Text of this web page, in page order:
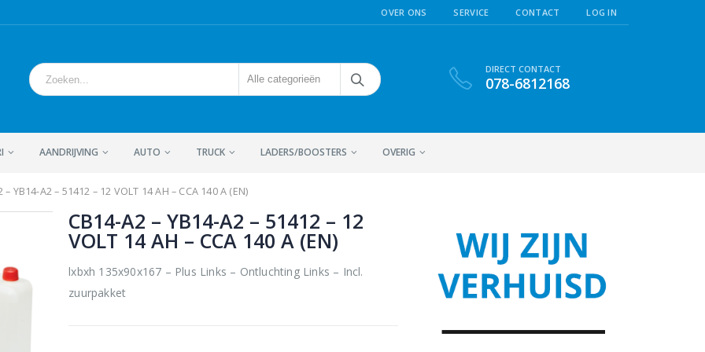
OVER ONS SERVICE CONTACT LOG IN
Alle categorieën
DIRECT CONTACT
078-6812168
AANDRIJVING AUTO TRUCK LADERS/BOOSTERS OVERIG
– YB14-A2 – 51412 – 12 VOLT 14 AH – CCA 140 A (EN)
CB14-A2 – YB14-A2 – 51412 – 12
VOLT 14 AH – CCA 140 A (EN)
lxbxh 135x90x167 – Plus Links – Ontluchting Links – Incl.
zuurpakket